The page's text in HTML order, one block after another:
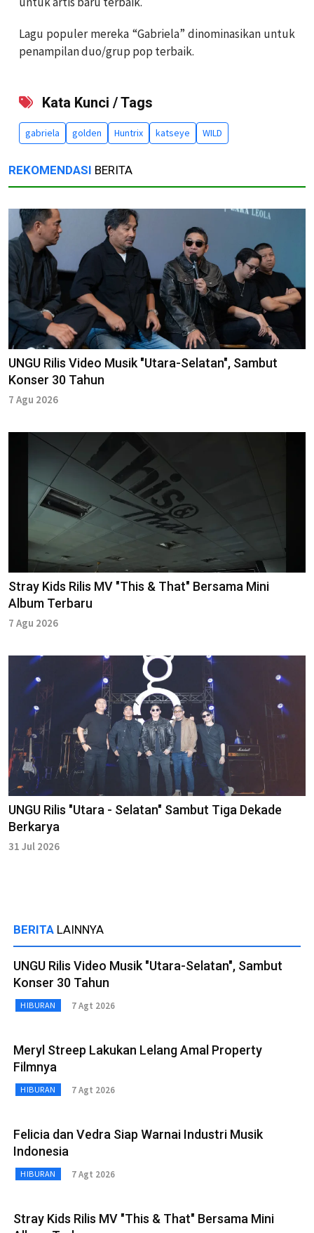
Lagu populer mereka “Gabriela” dinominasikan untuk
penampilan duo/grup pop terbaik.
Kata Kunci / Tags
gabriela golden Huntrix katseye WILD
REKOMENDASI BERITA
UNGU Rilis Video Musik "Utara-Selatan", Sambut
Konser 30 Tahun
7 Agu 2026
Stray Kids Rilis MV "This & That" Bersama Mini
Album Terbaru
7 Agu 2026
UNGU Rilis "Utara - Selatan" Sambut Tiga Dekade
Berkarya
31 Jul 2026
BERITA LAINNYA
UNGU Rilis Video Musik "Utara-Selatan", Sambut
Konser 30 Tahun
HIBURAN 7 Agt 2026
Meryl Streep Lakukan Lelang Amal Property
Filmnya
HIBURAN 7 Agt 2026
Felicia dan Vedra Siap Warnai Industri Musik
Indonesia
HIBURAN 7 Agt 2026
Stray Kids Rilis MV "This & That" Bersama Mini